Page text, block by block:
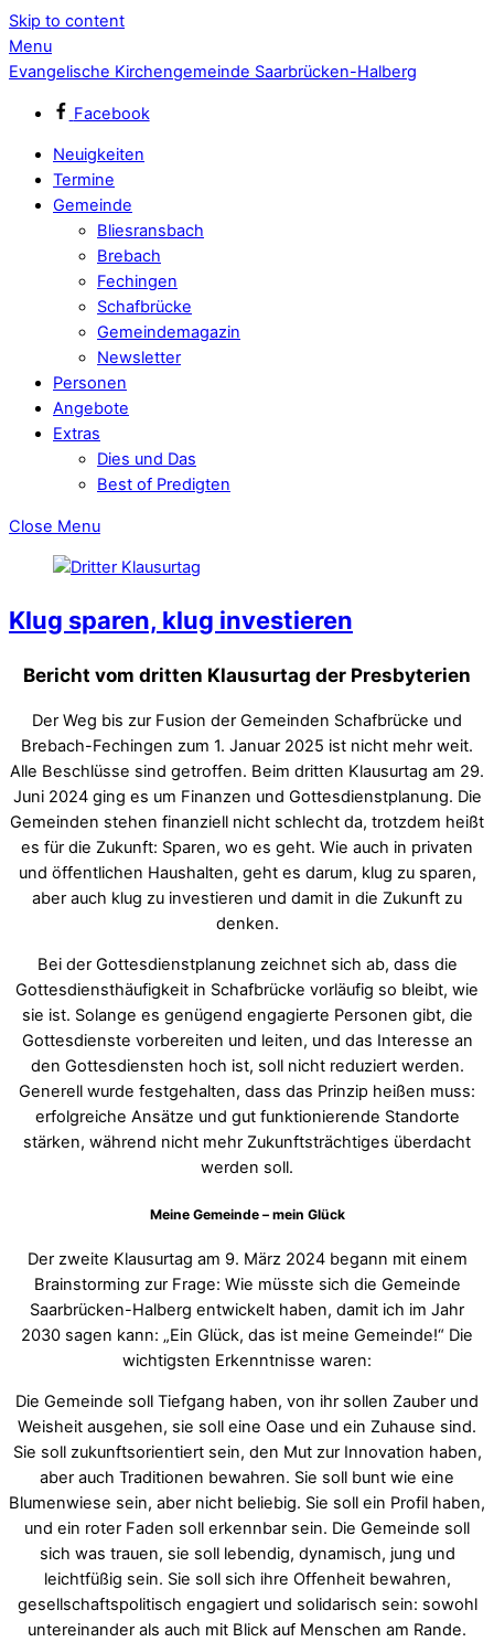
Skip to content
Menu
Evangelische Kirchengemeinde Saarbrücken-Halberg
Facebook
Neuigkeiten
Termine
Gemeinde
Bliesransbach
Brebach
Fechingen
Schafbrücke
Gemeindemagazin
Newsletter
Personen
Angebote
Extras
Dies und Das
Best of Predigten
Close Menu
Klug sparen, klug investieren
Bericht vom dritten Klausurtag der Presbyterien
Der Weg bis zur Fusion der Gemeinden Schafbrücke und
Brebach-Fechingen zum 1. Januar 2025 ist nicht mehr weit.
Alle Beschlüsse sind getroffen. Beim dritten Klausurtag am 29.
Juni 2024 ging es um Finanzen und Gottesdienstplanung. Die
Gemeinden stehen finanziell nicht schlecht da, trotzdem heißt
es für die Zukunft: Sparen, wo es geht. Wie auch in privaten
und öffentlichen Haushalten, geht es darum, klug zu sparen,
aber auch klug zu investieren und damit in die Zukunft zu
denken.
Bei der Gottesdienstplanung zeichnet sich ab, dass die
Gottesdiensthäufigkeit in Schafbrücke vorläufig so bleibt, wie
sie ist. Solange es genügend engagierte Personen gibt, die
Gottesdienste vorbereiten und leiten, und das Interesse an
den Gottesdiensten hoch ist, soll nicht reduziert werden.
Generell wurde festgehalten, dass das Prinzip heißen muss:
erfolgreiche Ansätze und gut funktionierende Standorte
stärken, während nicht mehr Zukunftsträchtiges überdacht
werden soll.
Meine Gemeinde – mein Glück
Der zweite Klausurtag am 9. März 2024 begann mit einem
Brainstorming zur Frage: Wie müsste sich die Gemeinde
Saarbrücken-Halberg entwickelt haben, damit ich im Jahr
2030 sagen kann: „Ein Glück, das ist meine Gemeinde!“ Die
wichtigsten Erkenntnisse waren:
Die Gemeinde soll Tiefgang haben, von ihr sollen Zauber und
Weisheit ausgehen, sie soll eine Oase und ein Zuhause sind.
Sie soll zukunftsorientiert sein, den Mut zur Innovation haben,
aber auch Traditionen bewahren. Sie soll bunt wie eine
Blumenwiese sein, aber nicht beliebig. Sie soll ein Profil haben,
und ein roter Faden soll erkennbar sein. Die Gemeinde soll
sich was trauen, sie soll lebendig, dynamisch, jung und
leichtfüßig sein. Sie soll sich ihre Offenheit bewahren,
gesellschaftspolitisch engagiert und solidarisch sein: sowohl
untereinander als auch mit Blick auf Menschen am Rande.